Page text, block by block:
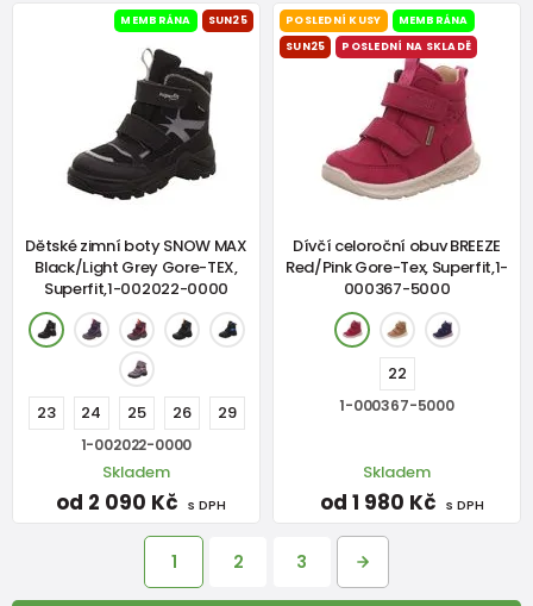
MEMBRÁNA SUN25
Dětské zimní boty SNOW MAX
Black/Light Grey Gore-TEX,
Superfit,1-002022-0000
23 24 25 26 29
1-002022-0000
Skladem
od 2 090 Kč s DPH
POSLEDNÍ KUSY
MEMBRÁNA
SUN25
POSLEDNÍ NA SKLADĚ
Dívčí celoroční obuv BREEZE
Red/Pink Gore-Tex, Superfit,1-
000367-5000
22
1-000367-5000
Skladem
od 1 980 Kč s DPH
1 2 3